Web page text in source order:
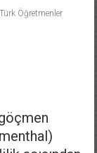
Türk Öğretmenler